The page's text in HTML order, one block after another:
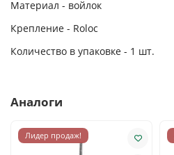
Материал - войлок
Крепление - Roloc
Количество в упаковке - 1 шт.
Аналоги
Лидер продаж!